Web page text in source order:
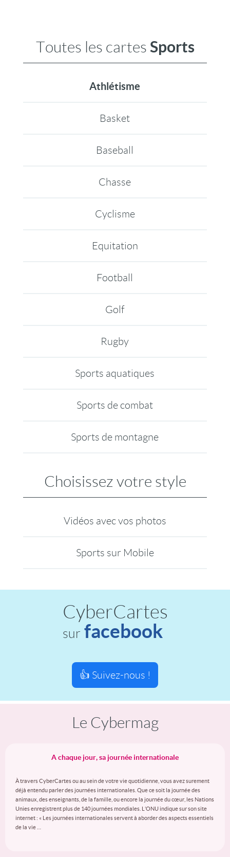
Toutes les cartes Sports
Athlétisme
Basket
Baseball
Chasse
Cyclisme
Equitation
Football
Golf
Rugby
Sports aquatiques
Sports de combat
Sports de montagne
Choisissez votre style
Vidéos avec vos photos
Sports sur Mobile
CyberCartes
sur facebook
👍 Suivez-nous !
Le Cybermag
A chaque jour, sa journée internationale
À travers CyberCartes ou au sein de votre vie quotidienne, vous avez surement
déjà entendu parler des journées internationales. Que ce soit la journée des
animaux, des enseignants, de la famille, ou encore la journée du cœur, les Nations
Unies enregistrent plus de 140 journées mondiales. L’ONU indique sur son site
internet : « Les journées internationales servent à aborder des aspects essentiels
de la vie …